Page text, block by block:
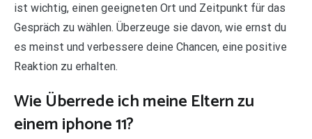
ist wichtig, einen geeigneten Ort und Zeitpunkt für das
Gespräch zu wählen. Überzeuge sie davon, wie ernst du
es meinst und verbessere deine Chancen, eine positive
Reaktion zu erhalten.
Wie Überrede ich meine Eltern zu
einem iphone 11?